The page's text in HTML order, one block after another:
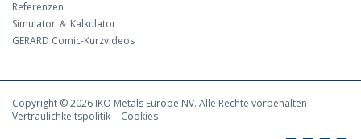
Referenzen
Simulator ＆ Kalkulator
GERARD Comic-Kurzvideos
Copyright © 2026 IKO Metals Europe NV. Alle Rechte vorbehalten
Vertraulichkeitspolitik
Cookies